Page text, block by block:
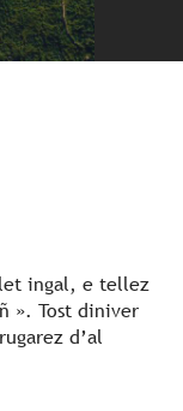
ingal, e tellez
». Tost diniver
d’al